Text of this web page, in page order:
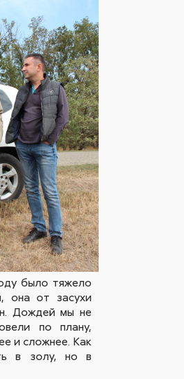
было тяжело
она от засухи
Дождей мы не
по плану,
и сложнее. Как
в золу, но в